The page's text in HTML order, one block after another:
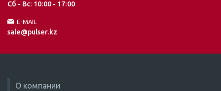
Сб - Вс: 10:00 - 17:00
E-MAIL
sale@pulser.kz
О компании